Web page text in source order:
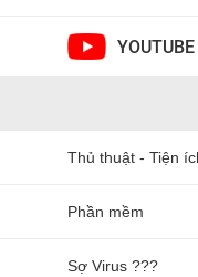
Thủ thuật - Tiện
Phần mềm
Sợ Virus ???